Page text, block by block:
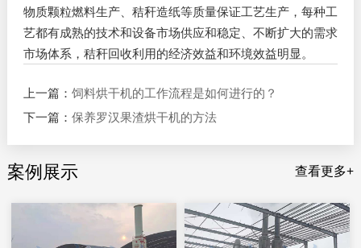
物质颗粒燃料生产、秸秆造纸等质量保证工艺生产，每种工
艺都有成熟的技术和设备市场供应和稳定、不断扩大的需求
市场体系，秸秆回收利用的经济效益和环境效益明显。
上一篇： 饲料烘干机的工作流程是如何进行的？
下一篇： 保养罗汉果渣烘干机的方法
案例展示 查看更多+